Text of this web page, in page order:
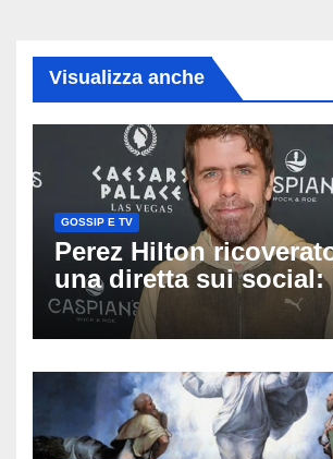
Visualizza anche
GOSSIP E TV
Perez Hilton
una diretta sui social:
famiglia rompe il
sulle sue condizioni